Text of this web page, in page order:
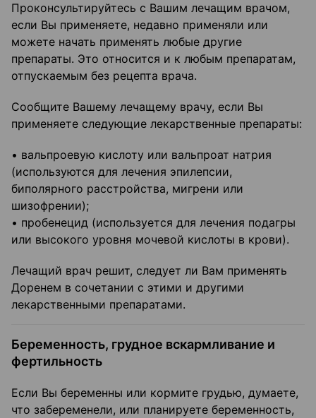
Проконсультируйтесь с Вашим лечащим врачом,
если Вы применяете, недавно применяли или
можете начать применять любые другие
препараты. Это относится и к любым препаратам,
отпускаемым без рецепта врача.
Сообщите Вашему лечащему врачу, если Вы
применяете следующие лекарственные препараты:
• вальпроевую кислоту или вальпроат натрия
(используются для лечения эпилепсии,
биполярного расстройства, мигрени или
шизофрении);
• пробенецид (используется для лечения подагры
или высокого уровня мочевой кислоты в крови).
Лечащий врач решит, следует ли Вам применять
Доренем в сочетании с этими и другими
лекарственными препаратами.
Беременность, грудное вскармливание и
фертильность
Если Вы беременны или кормите грудью, думаете,
что забеременели, или планируете беременность,